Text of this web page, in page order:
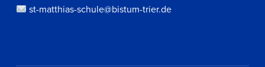
st-matthias-schule@bistum-trier.de